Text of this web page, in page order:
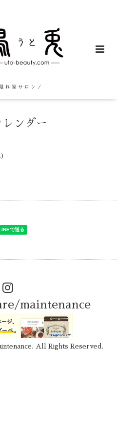
れ 家 サ ロ ン ／
ンダー
maintenance
. All Rights Reserved.